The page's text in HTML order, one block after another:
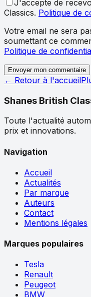
J'accepte de
Classics. Politique de
Votre email ne sera
soumettant ce
Politique de
Envoyer mon commentaire
← Retour à l'accueil
Shanes British
Toute l'actualité
prix et innovations.
Navigation
Accueil
Actualités
Par marque
Auteurs
Contact
Mentions légales
Marques populaires
Tesla
Renault
Peugeot
BMW